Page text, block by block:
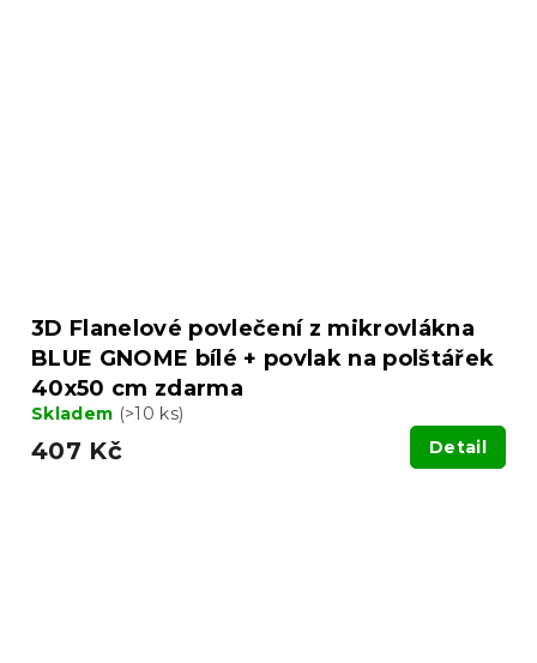
3D Flanelové povlečení z mikrovlákna
BLUE GNOME bílé + povlak na polštářek
40x50 cm zdarma
Skladem (>10 ks)
407 Kč Detail